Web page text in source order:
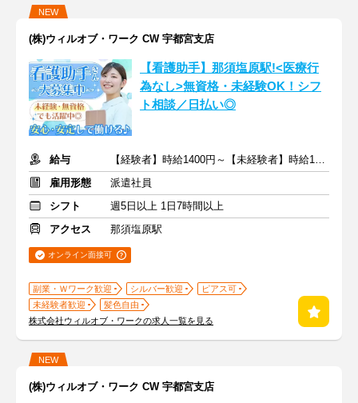
NEW
(株)ウィルオブ・ワーク CW 宇都宮支店
【看護助手】那須塩原駅!<医療行
為なし>無資格・未経験OK！シフ
ト相談／日払い◎
給与
【経験者】時給1400円～【未経験者】時給1300円～ ＋交通費
雇用形態
派遣社員
シフト
週5日以上 1日7時間以上
アクセス
那須塩原駅
オンライン面接可
副業・Ｗワーク歓迎 シルバー歓迎
ピアス可
未経験者歓迎
髪色自由
株式会社ウィルオブ・ワークの求人一覧を見る
NEW
(株)ウィルオブ・ワーク CW 宇都宮支店